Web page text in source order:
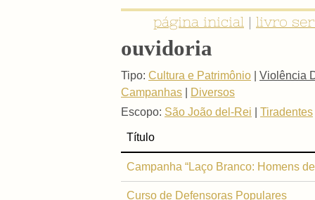
página inicial | livro
ouvidoria
Tipo: Cultura e Patrimônio
Violência
Campanhas
Diversos
Escopo: São João del-Rei Tiradentes
Título
Campanha “Laço Branco: Homens
Curso de Defensoras Populares